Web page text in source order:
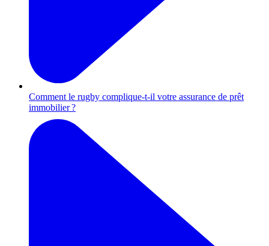
Comment le rugby complique-t-il votre assurance de prêt
immobilier ?